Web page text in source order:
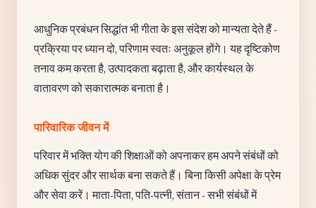
आधुनिक प्रबंधन सिद्धांत भी गीता के इस संदेश को मान्यता देते हैं -
प्रक्रिया पर ध्यान दो, परिणाम स्वतः अनुकूल होंगे। यह दृष्टिकोण
तनाव कम करता है, उत्पादकता बढ़ाता है, और कार्यस्थल के
वातावरण को सकारात्मक बनाता है।
पारिवारिक जीवन में
परिवार में भक्ति योग की शिक्षाओं को अपनाकर हम अपने संबंधों को
अधिक सुंदर और सार्थक बना सकते हैं। बिना किसी अपेक्षा के प्रेम
और सेवा करें। माता-पिता, पति-पत्नी, संतान - सभी संबंधों में